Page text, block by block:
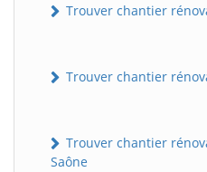
Trouver chantier
Trouver chantier
Trouver chantier
Saône